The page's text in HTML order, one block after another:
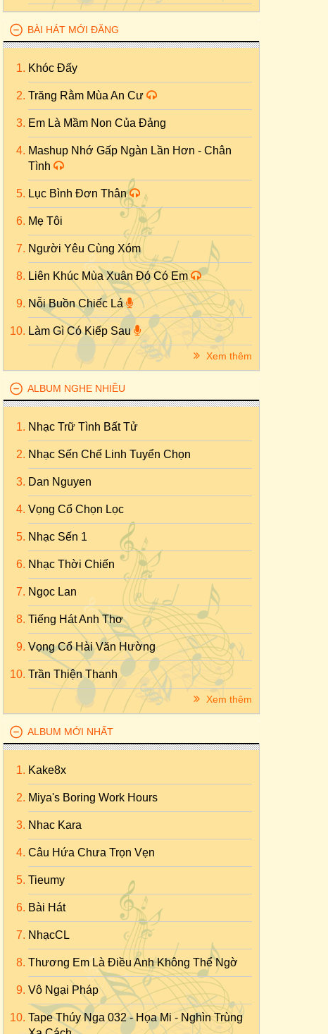
BÀI HÁT MỚI ĐĂNG
Khóc Đấy
Trăng Rằm Mùa An Cư
Em Là Mầm Non Của Đảng
Mashup Nhớ Gấp Ngàn Lần Hơn - Chân
Tình
Lục Bình Đơn Thân
Mẹ Tôi
Người Yêu Cùng Xóm
Liên Khúc Mùa Xuân Đó Có Em
Nỗi Buồn Chiếc Lá
Làm Gì Có Kiếp Sau
Xem thêm
ALBUM NGHE NHIỀU
Nhạc Trữ Tình Bất Tử
Nhạc Sến Chế Linh Tuyển Chọn
Dan Nguyen
Vọng Cổ Chọn Lọc
Nhạc Sến 1
Nhạc Thời Chiến
Ngọc Lan
Tiếng Hát Anh Thơ
Vọng Cổ Hài Văn Hường
Trần Thiện Thanh
Xem thêm
ALBUM MỚI NHẤT
Kake8x
Miya's Boring Work Hours
Nhac Kara
Câu Hứa Chưa Trọn Vẹn
Tieumy
Bài Hát
NhạcCL
Thương Em Là Điều Anh Không Thể Ngờ
Vô Ngại Pháp
Tape Thúy Nga 032 - Họa Mi - Nghìn Trùng